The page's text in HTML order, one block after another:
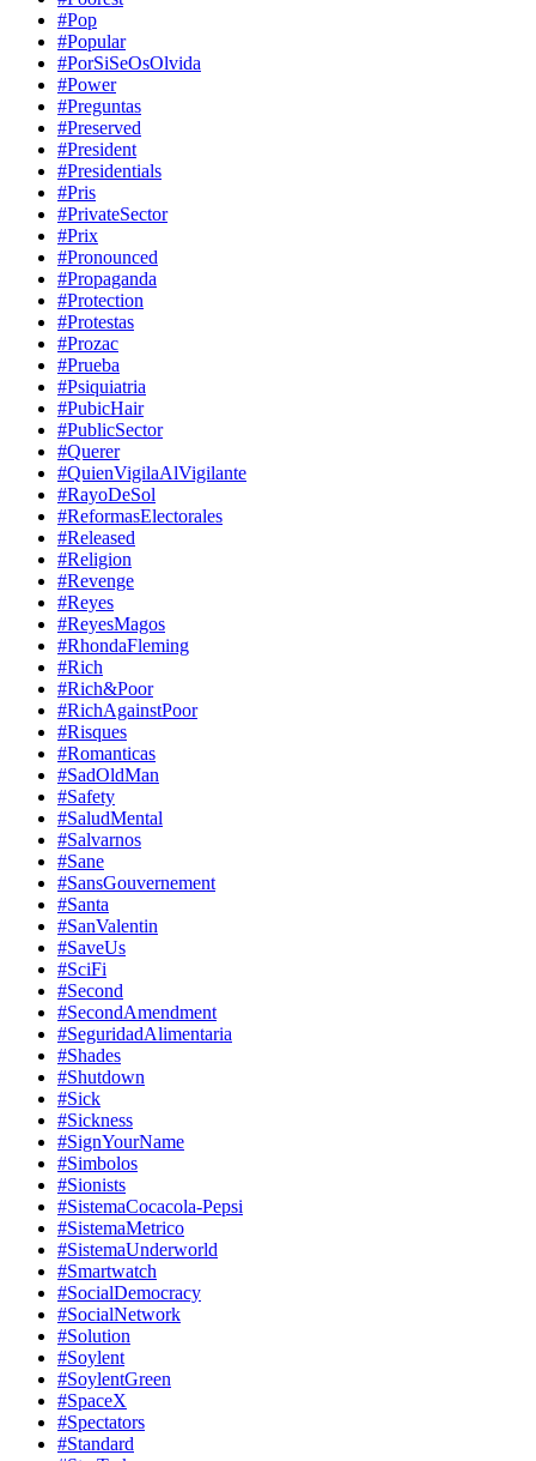
#Pop
#Popular
#PorSiSeOsOlvida
#Power
#Preguntas
#Preserved
#President
#Presidentials
#Pris
#PrivateSector
#Prix
#Pronounced
#Propaganda
#Protection
#Protestas
#Prozac
#Prueba
#Psiquiatria
#PubicHair
#PublicSector
#Querer
#QuienVigilaAlVigilante
#RayoDeSol
#ReformasElectorales
#Released
#Religion
#Revenge
#Reyes
#ReyesMagos
#RhondaFleming
#Rich
#Rich&Poor
#RichAgainstPoor
#Risques
#Romanticas
#SadOldMan
#Safety
#SaludMental
#Salvarnos
#Sane
#SansGouvernement
#Santa
#SanValentin
#SaveUs
#SciFi
#Second
#SecondAmendment
#SeguridadAlimentaria
#Shades
#Shutdown
#Sick
#Sickness
#SignYourName
#Simbolos
#Sionists
#SistemaCocacola-Pepsi
#SistemaMetrico
#SistemaUnderworld
#Smartwatch
#SocialDemocracy
#SocialNetwork
#Solution
#Soylent
#SoylentGreen
#SpaceX
#Spectators
#Standard